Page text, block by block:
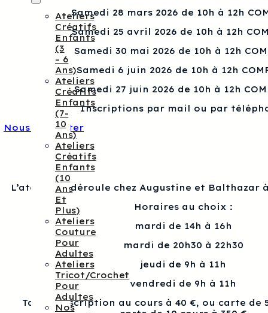
Ateliers
Créatifs
Enfants
(3
– 6
Ans)
Ateliers
Créatifs
Enfants
(7-
10
Ans)
Ateliers
Créatifs
Enfants
(10
Ans
Et
Plus)
Ateliers
Couture
Pour
Adultes
Ateliers
Tricot/crochet
Pour
Adultes
Nos
Samedi 28 mars 2026 de 10h à 12h
Samedi 25 avril 2026 de 10h à 12h
Samedi 30 mai 2026 de 10h à 12h
Samedi 6 juin 2026 de 10h à 12h
Samedi 27 juin 2026 de 10h à 12h
Inscriptions par mail ou par
Nous contacter
L’atelier se déroule chez Augustine et Balthazar
Horaires au choix :
mardi de 14h à 16h
mardi de 20h30 à 22h30
jeudi de 9h à 11h
vendredi de 9h à 11h
Tarif : Inscription au cours à 40 €, ou carte de